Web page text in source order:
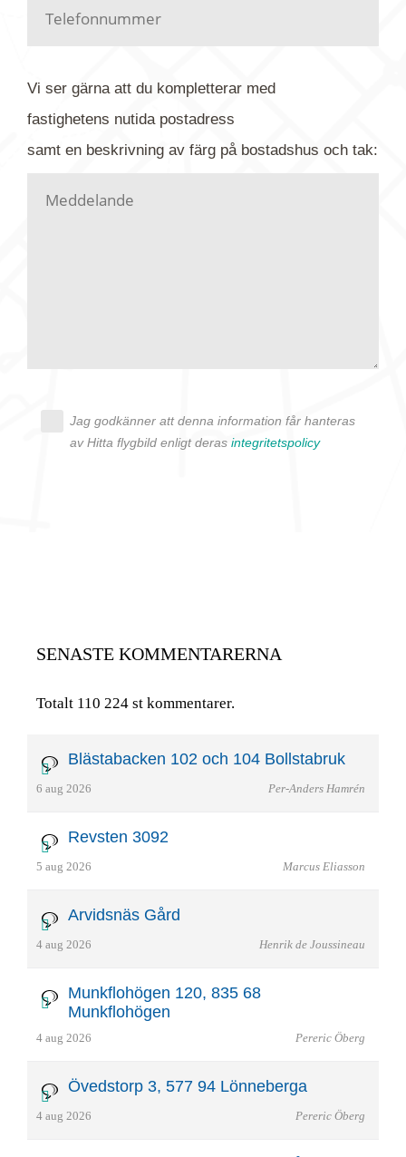
Har du kanske en urblekt flygbild ber vi dig titta på
kontaktar dig så fort vi kan, givetvis utan
Vi ser gärna att du kompletterar med
fastighetens nutidapostadress
samt en beskrivning av färg på bostadshus och tak:
Jag godkänner att denna information får hanteras
av Hitta flygbild enligt deras integritetspolicy
SENASTE KOMMENTARERNA
Totalt 110 224 st kommentarer.
Blästabacken 102 och 104 Bollstabruk
6 aug 2026 Per-Anders Hamrén
Revsten 3092
5 aug 2026 Marcus Eliasson
Arvidsnäs Gård
4 aug 2026 Henrik de Joussineau
Munkflohögen 120, 835 68
Munkflohögen
4 aug 2026 Pereric Öberg
Övedstorp 3, 577 94 Lönneberga
4 aug 2026 Pereric Öberg